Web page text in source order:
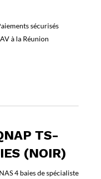
sécurisés
à la Réunion
TS-
(NOIR)
4 baies de spécialiste